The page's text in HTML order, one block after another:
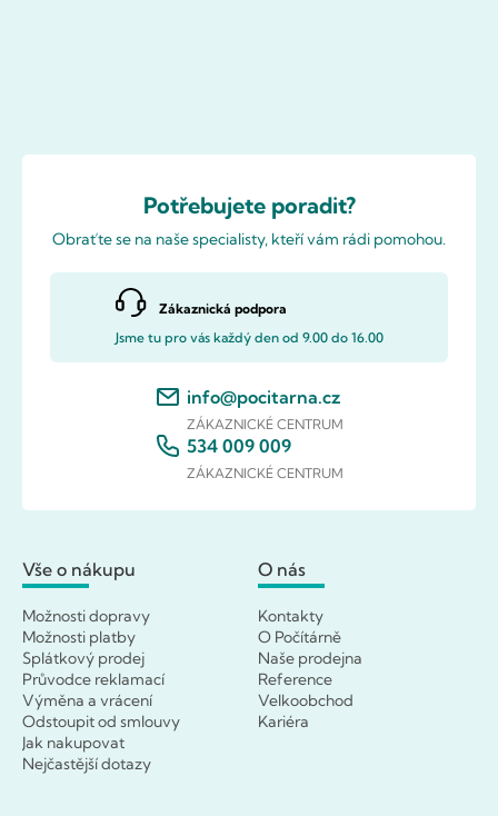
Potřebujete poradit?
Obraťte se na naše specialisty, kteří vám rádi pomohou.
Zákaznická podpora
Jsme tu pro vás každý den od 9.00 do 16.00
info@pocitarna.cz
ZÁKAZNICKÉ CENTRUM
534 009 009
ZÁKAZNICKÉ CENTRUM
Vše o nákupu
Možnosti dopravy
Možnosti platby
Splátkový prodej
Průvodce reklamací
Výměna a vrácení
Odstoupit od smlouvy
Jak nakupovat
Nejčastější dotazy
O nás
Kontakty
O Počítárně
Naše prodejna
Reference
Velkoobchod
Kariéra